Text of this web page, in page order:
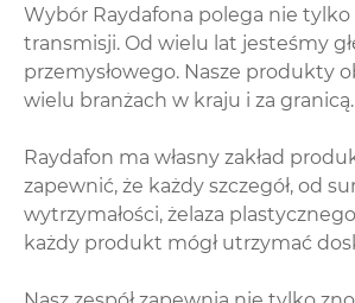
Wybór Raydafona polega nie
transmisji. Od wielu lat jesteśmy
przemysłowego. Nasze produkty
wielu branżach w kraju i za granicą.
Raydafon ma własny zakład
zapewnić, że każdy szczegół, od
wytrzymałości, żelaza
każdy produkt mógł utrzymać